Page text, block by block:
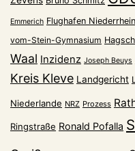
Emmerich Flughafen Niederrhein
vom-Stein-Gymnasium
Waal Inzidenz Joseph Beuys
Kreis Kleve Landgericht
Niederlande NRZ Prozess
Ringstraße Ronald Pofalla